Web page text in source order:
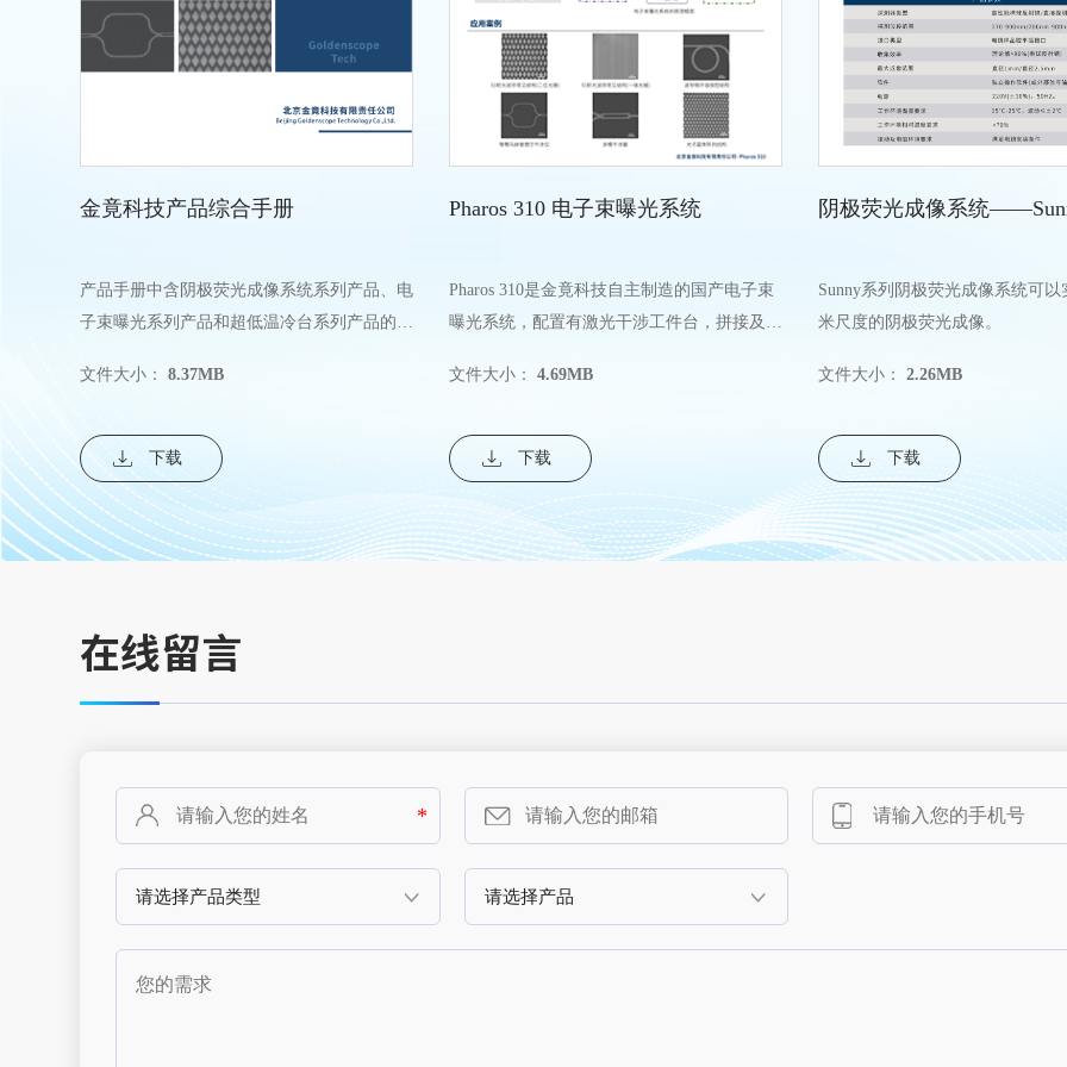
金竟科技产品综合手册
产品手册中含阴极荧光成像系统系列产品、电
子束曝光系列产品和超低温冷台系列产品的综
文件大小：
8.37MB
下载
Pharos 310 电子束曝光系统
Pharos 310是金竟科技自主制造的国产电子束
曝光系统，配置有激光干涉工件台，拼接及套
文件大小：
4.69MB
下载
阴极荧光成像系统
Sunny系列阴极荧光成像系统可
米尺度的阴极荧光成像。
文件大小： 2.26MB
下载
在线留言
*